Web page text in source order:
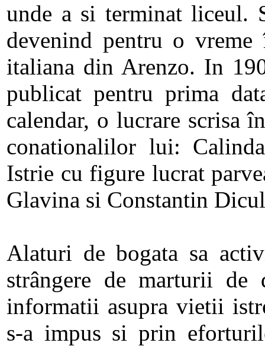
unde a si terminat liceul.
devenind pentru o vreme
italiana din Arenzo. In
publicat pentru prima
calendar, o lucrare scrisa
conationalilor lui:
Istrie cu figure lucrat
Glavina si Constantin
Alaturi de bogata sa
strângere de marturii de
informatii asupra vietii
s-a impus si prin